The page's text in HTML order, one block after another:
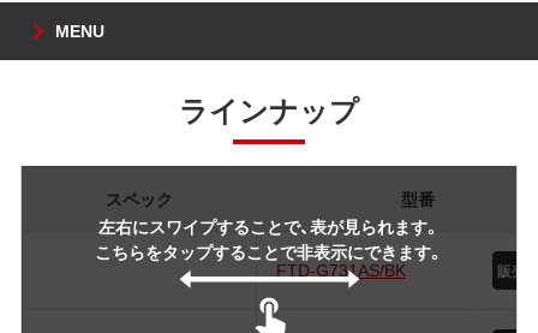
MENU
ラインナップ
左右にスワイプすることで、表が見られます。
こちらをタップすることで非表示にできます。
スペック 型番
FTD-G731AS/BK